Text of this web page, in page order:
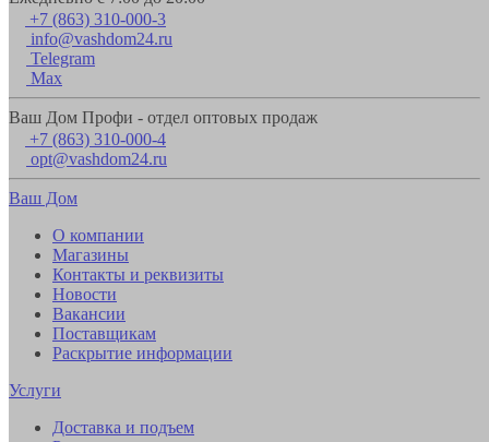
+7 (863) 310-000-3
info@vashdom24.ru
Telegram
Max
Ваш Дом Профи - отдел оптовых продаж
+7 (863) 310-000-4
opt@vashdom24.ru
Ваш Дом
О компании
Магазины
Контакты и реквизиты
Новости
Вакансии
Поставщикам
Раскрытие информации
Услуги
Доставка и подъем